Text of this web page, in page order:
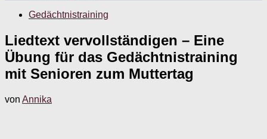
Gedächtnistraining
Liedtext vervollständigen – Eine
Übung für das Gedächtnistraining
mit Senioren zum Muttertag
von Annika